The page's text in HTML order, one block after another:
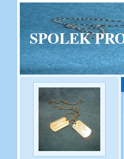
SPOLEK